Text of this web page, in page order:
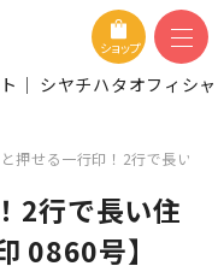
ショップ
押せる一行印！2行で長い住
2行で長い住
0860号】